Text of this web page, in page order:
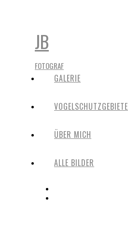
JB
FOTOGRAF
GALERIE
VOGELSCHUTZGEBIETE
ÜBER MICH
ALLE BILDER